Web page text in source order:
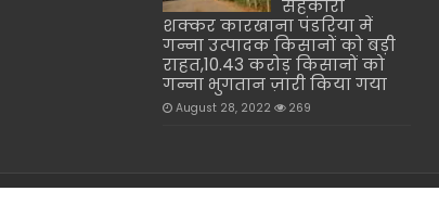
सहकारी
शक्कर कारखाना पंडरिया में
गन्ना उत्पादक किसानों को बड़ी
राहत,10.43 करोड़ किसानों को
गन्ना भुगतान ज़ारी किया गया
August 28, 2022 269